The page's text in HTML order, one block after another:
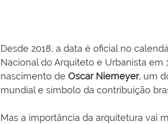
Desde 2018, a data é oficial no
Nacional do Arquiteto e Urbanista
nascimento de Oscar Niemeyer, um
mundial e símbolo da contribuição
Mas a importância da arquitetura vai